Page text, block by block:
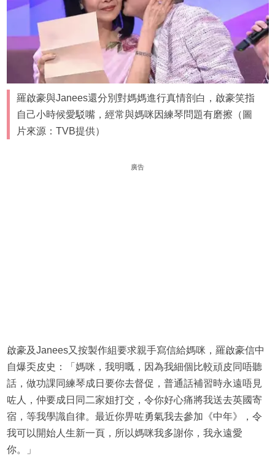
羅啟豪與Janees還分別對媽媽進行真情剖白，啟豪笑指
自己小時候愛駁嘴，經常與媽咪因練琴問題有磨擦（圖
片來源：TVB提供）
廣告
啟豪及Janees又按製作組要求親手寫信給媽咪，羅啟豪信中
自爆奀皮史：「媽咪，我明嘅，因為我細個比較頑皮同唔聽
話，做功課同練琴成日要你去督促，普通話補習時永遠唔見
咗人，仲要成日同二家姐打交，令你好心痛將我送去英國寄
宿，等我學識自律。最近你畀咗勇氣我去參加《中年》，令
我可以開始人生新一頁，所以媽咪我多謝你，我永遠愛
你。」